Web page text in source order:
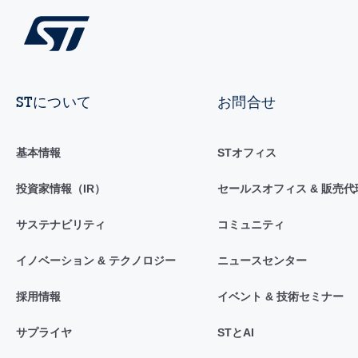
STについて
基本情報
投資家情報（IR）
サステナビリティ
イノベーション & テクノロジー
採用情報
サプライヤ
お問合せ
STオフィス
セールスオフィス & 販売代
コミュニティ
ニュースセンター
イベント & 技術セミナー
STとAI